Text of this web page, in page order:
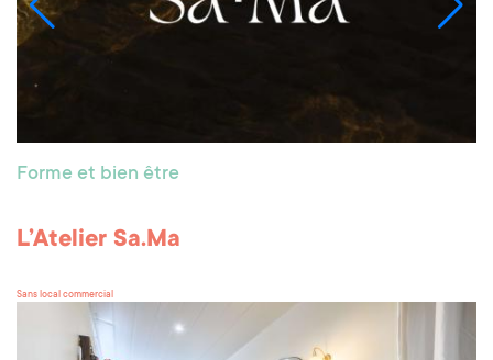
Forme et bien être
L’Atelier Sa.Ma
Sans local commercial